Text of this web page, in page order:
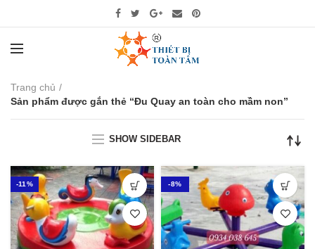
Trang chủ
Sản phẩm được gắn thẻ “Đu Quay an toàn cho mầm non”
SHOW SIDEBAR
-11% -8%